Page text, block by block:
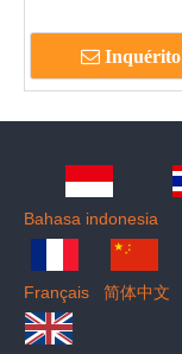
Inquérito
Bahasa indonesia
Français 简体中文